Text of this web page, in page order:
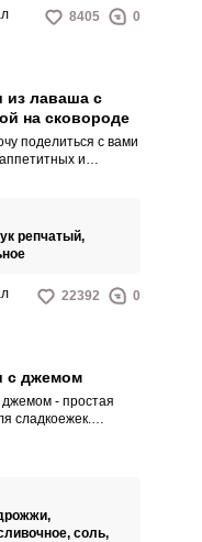
8405 0
из лаваша с
на сковороде
поделиться с вами
и
с картошкой
количество
из лаваша
репчатый,
22392 0
с джемом
джемом - простая
сладкоежек.
соль,